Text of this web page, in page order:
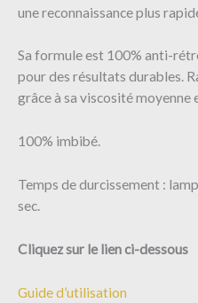
une reconnaissance plus
Sa formule est 100% anti-
pour des résultats durables.
grâce à sa viscosité moyenne
100% imbibé.
Temps de durcissement :
sec.
Cliquez sur le lien ci-dessous
Guide d’utilisation